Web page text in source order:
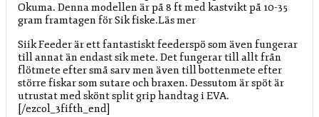
Okuma. Denna modellen är på 8 ft med kastvikt på 10-35
gram framtagen för Sik fiske.Läs mer
Siik Feeder är ett fantastiskt feederspö som även fungerar
till annat än endast sik mete. Det fungerar till allt från
flötmete efter små sarv men även till bottenmete efter
större fiskar som sutare och braxen. Dessutom är spöt är
utrustat med skönt split grip handtag i EVA.
[/ezcol_3fifth_end]